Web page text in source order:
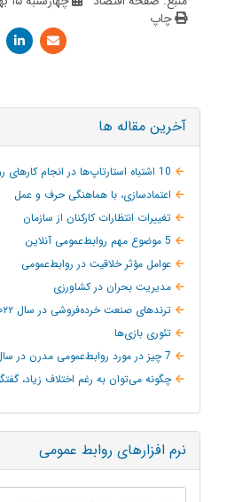
چاپ
آخرین مقاله ها
10 اشتباه استارتاپ‌ها در انجام کارهای روابط‌عمومی
اعتمادسازی، با هماهنگی حرف و عمل
تغییرات انتظارات کارکنان از سازمان
5 موضوع مهم روابط‌عمومی آنلاین
عوامل مؤثر خلاقیت در روابط‌عمومی
مدیریت بحران در کشاورزی
ترند‌های صنعت خرده‌فروشی در سال ۲۰۲۲
تئوری بازی‌ها
7 چیز در مورد روابط‌عمومی مدرن در سال ۲۰۲۱
چگونه می‌توان به‌ رغم اختلاف زیاد،
نرم افزارهای روابط عمومی